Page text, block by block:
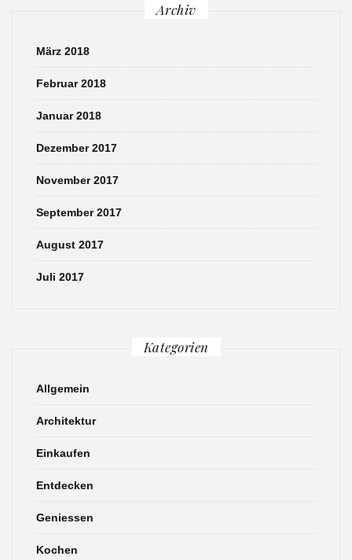
Archiv
März 2018
Februar 2018
Januar 2018
Dezember 2017
November 2017
September 2017
August 2017
Juli 2017
Kategorien
Allgemein
Architektur
Einkaufen
Entdecken
Geniessen
Kochen